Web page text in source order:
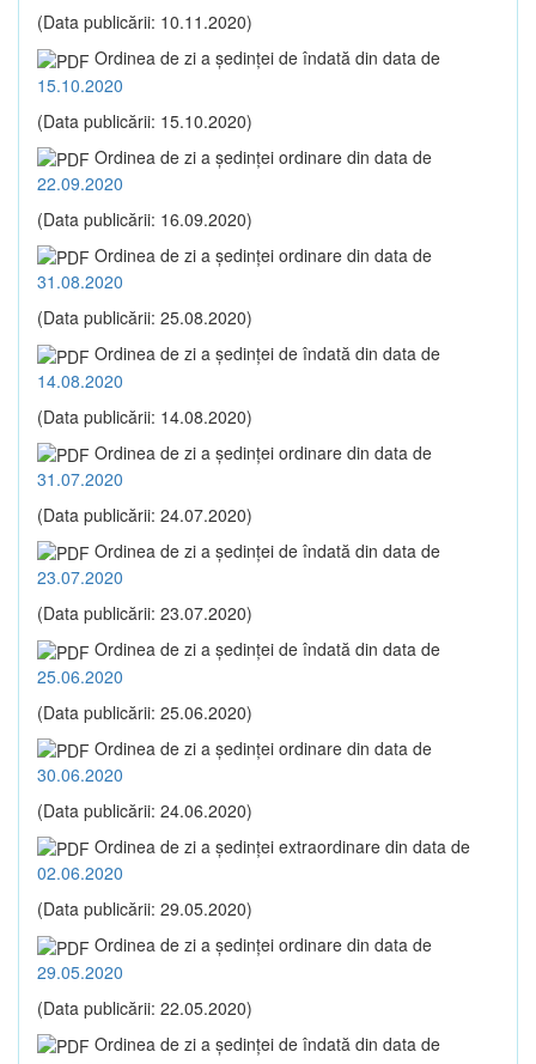
(Data publicării: 10.11.2020)
Ordinea de zi a şedinţei de îndată din data de
15.10.2020
(Data publicării: 15.10.2020)
Ordinea de zi a şedinţei ordinare din data de
22.09.2020
(Data publicării: 16.09.2020)
Ordinea de zi a şedinţei ordinare din data de
31.08.2020
(Data publicării: 25.08.2020)
Ordinea de zi a şedinţei de îndată din data de
14.08.2020
(Data publicării: 14.08.2020)
Ordinea de zi a şedinţei ordinare din data de
31.07.2020
(Data publicării: 24.07.2020)
Ordinea de zi a şedinţei de îndată din data de
23.07.2020
(Data publicării: 23.07.2020)
Ordinea de zi a şedinţei de îndată din data de
25.06.2020
(Data publicării: 25.06.2020)
Ordinea de zi a şedinţei ordinare din data de
30.06.2020
(Data publicării: 24.06.2020)
Ordinea de zi a şedinţei extraordinare din data de
02.06.2020
(Data publicării: 29.05.2020)
Ordinea de zi a şedinţei ordinare din data de
29.05.2020
(Data publicării: 22.05.2020)
Ordinea de zi a şedinţei de îndată din data de